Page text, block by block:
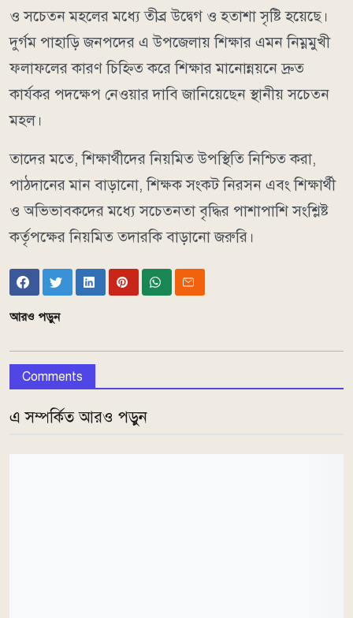
ও সচেতন মহলের মধ্যে তীব্র উদ্বেগ ও হতাশা সৃষ্টি হয়েছে।
দুর্গম পাহাড়ি জনপদের এ উপজেলায় শিক্ষার এমন নিম্নমুখী
ফলাফলের কারণ চিহ্নিত করে শিক্ষার মানোন্নয়নে দ্রুত
কার্যকর পদক্ষেপ নেওয়ার দাবি জানিয়েছেন স্থানীয় সচেতন
মহল।
তাদের মতে, শিক্ষার্থীদের নিয়মিত উপস্থিতি নিশ্চিত করা,
পাঠদানের মান বাড়ানো, শিক্ষক সংকট নিরসন এবং শিক্ষার্থী
ও অভিভাবকদের মধ্যে সচেতনতা বৃদ্ধির পাশাপাশি সংশ্লিষ্ট
কর্তৃপক্ষের নিয়মিত তদারকি বাড়ানো জরুরি।
আরও পড়ুন
Comments
এ সম্পর্কিত আরও পড়ুন